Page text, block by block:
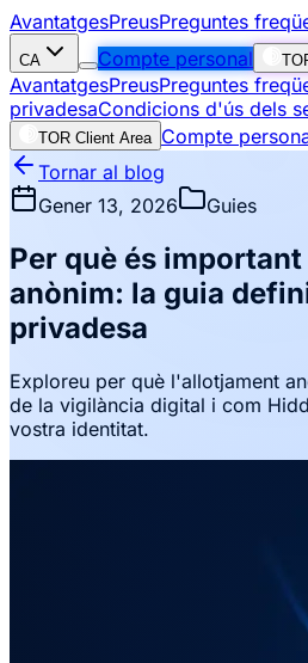
AvantatgesPreusPreguntes
CA Compte personal
AvantatgesPreusPreguntes
privadesaCondicions d'ús dels
TOR Client Area Compte
Tornar al blog
Gener 13, 2026
Guies
Per què és
anònim: la guia
privadesa
Exploreu per què l'allotjament
de la vigilància digital i com
vostra identitat.